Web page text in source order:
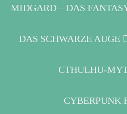
MIDGARD – DAS
DAS SCHWARZE AUGE
CTHULHU-
CYBERPUNK